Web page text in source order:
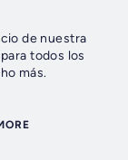
de nuestra
todos los
más.